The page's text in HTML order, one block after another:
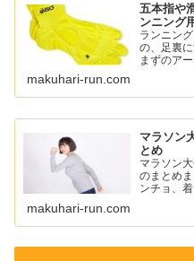
五本指や
ンニング
ランニン
の、足裏
まずのア
を楽しみ
makuhari-run.com
マラソン
とめ
マラソン
のまとめ
ンチョ、
makuhari-run.com